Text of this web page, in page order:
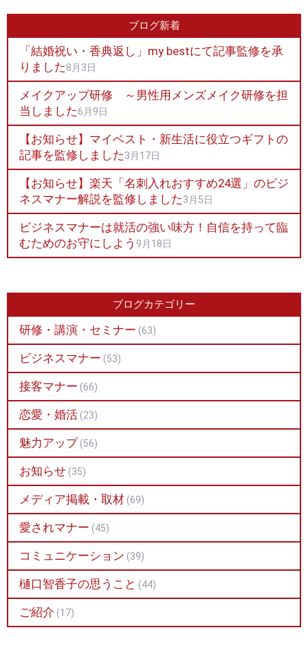
ブログ新着
「結婚祝い・香典返し」my bestにて記事監修を承
りました8月3日
メイクアップ研修 ～男性用メンズメイク研修を担
当しました6月9日
【お知らせ】マイベスト・新生活に役立つギフトの
記事を監修しました3月17日
【お知らせ】楽天「名刺入れおすすめ24選」のビジ
ネスマナー解説を監修しました3月5日
ビジネスマナーは就活の強い味方！自信を持って臨
むためのお守にしよう 9月18日
ブログカテゴリー
研修・講演・セミナー (63)
ビジネスマナー (53)
接客マナー (66)
恋愛・婚活 (23)
魅力アップ (56)
お知らせ (35)
メディア掲載・取材 (69)
愛されマナー (45)
コミュニケーション (39)
樋口智香子の思うこと (44)
ご紹介 (17)